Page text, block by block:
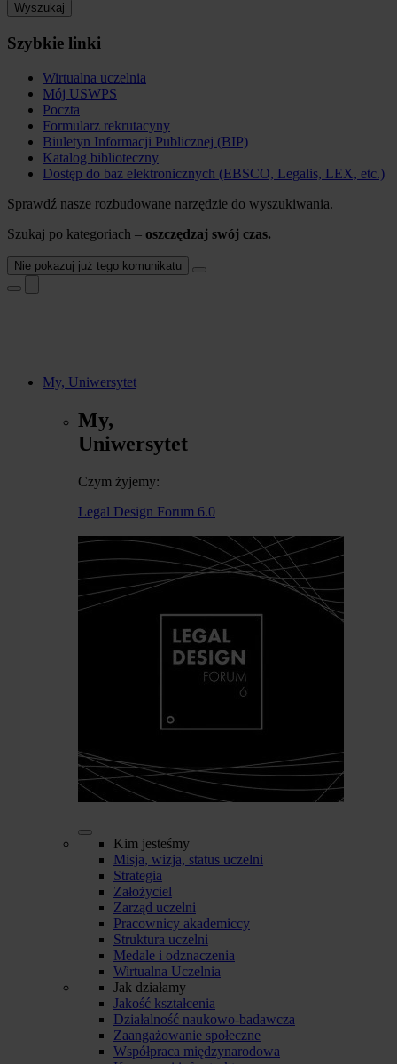
Wyszukaj
Szybkie linki
Wirtualna uczelnia
Mój USWPS
Poczta
Formularz rekrutacyny
Biuletyn Informacji Publicznej (BIP)
Katalog biblioteczny
Dostęp do baz elektronicznych (EBSCO, Legalis, LEX, etc.)
Sprawdź nasze rozbudowane narzędzie do wyszukiwania.
Szukaj po kategoriach – oszczędzaj swój czas.
Nie pokazuj już tego komunikatu
My, Uniwersytet
My,
Uniwersytet
Czym żyjemy:
Legal Design Forum 6.0
Kim jesteśmy
Misja, wizja, status uczelni
Strategia
Założyciel
Zarząd uczelni
Pracownicy akademiccy
Struktura uczelni
Medale i odznaczenia
Wirtualna Uczelnia
Jak działamy
Jakość kształcenia
Działalność naukowo-badawcza
Zaangażowanie społeczne
Współpraca międzynarodowa